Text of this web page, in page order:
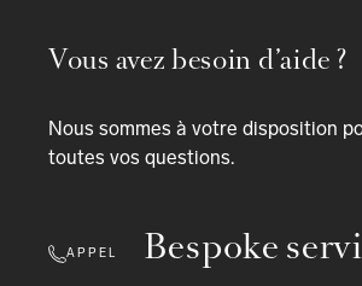
Bespoke
Vous avez besoin d’aide ?
Nous sommes à votre disposition
toutes vos questions.
APPEL